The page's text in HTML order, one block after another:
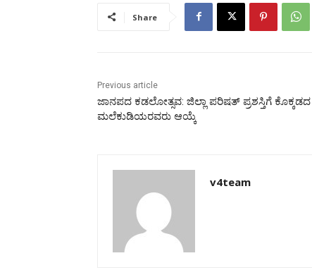
Share
Previous article
ಜಾನಪದ ಕಡಲೋತ್ಸವ: ಜಿಲ್ಲಾ ಪರಿಷತ್ ಪ್ರಶಸ್ತಿಗೆ ಕೊಕ್ಕಡದ
ಮಲೆಕುಡಿಯರವರು ಆಯ್ಕೆ
v4team